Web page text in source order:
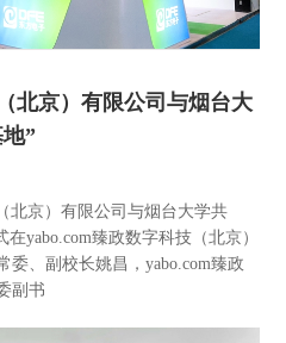
北京）有限公司与烟台大
”
北京）有限公司与烟台大学共
yabo.com臻政数字科技（北京）
委、副校长姚昌，yabo.com臻政
副书